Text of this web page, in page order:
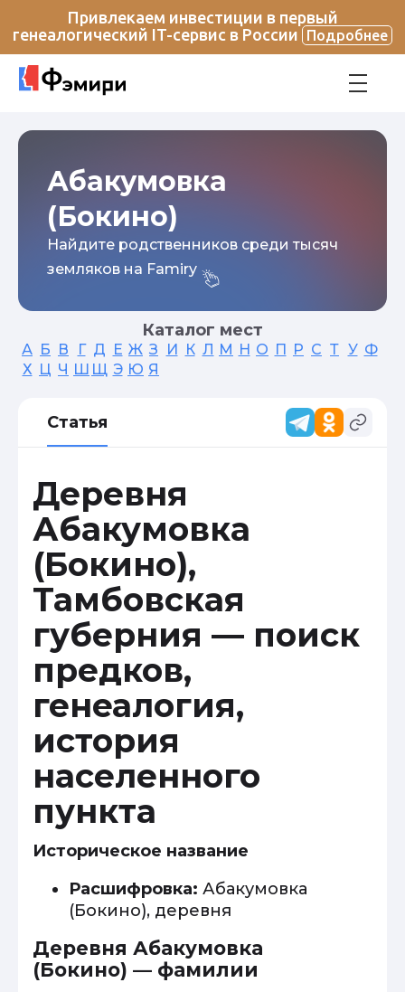
Привлекаем инвестиции в первый
генеалогический IT-сервис в России
Подробнее
Абакумовка
(Бокино)
Найдите родственников среди тысяч
земляков на Famiry
Каталог мест
А Б В Г Д Е Ж З И К Л М Н О П Р С Т У Ф
Х Ц Ч Ш Щ Э Ю Я
Статья
Деревня
Абакумовка
(Бокино),
Тамбовская
губерния — поиск
предков,
генеалогия,
история
населенного
пункта
Историческое название
Расшифровка: Абакумовка
(Бокино), деревня
Деревня Абакумовка
(Бокино) — фамилии